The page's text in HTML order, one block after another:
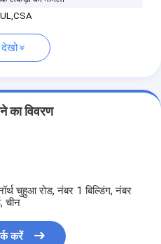
का विवरण
चुहुआ रोड, नंबर 1 बिल्डिंग, नंबर
चीन
करें